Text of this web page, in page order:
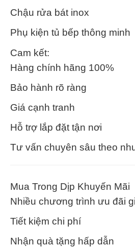
Chậu rửa bát inox
Phụ kiện tủ bếp thông minh
Cam kết:
Hàng chính hãng 100%
Bảo hành rõ ràng
Giá cạnh tranh
Hỗ trợ lắp đặt tận nơi
Tư vấn chuyên sâu theo
Mua Trong Dịp Khuyến Mãi
Nhiều chương trình ưu đãi
Tiết kiệm chi phí
Nhận quà tặng hấp dẫn